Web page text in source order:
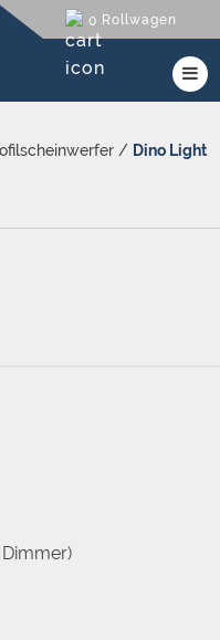
0 Rollwagen
/ Dino Light